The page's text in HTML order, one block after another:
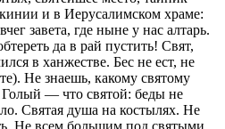
и в Иерусалимском храме:
завета, где ныне у нас алтарь.
да в рай пустить! Свят,
в ханжестве. Бес не ест, не
Не знаешь, какому святому
— что святой: беды не
Святая душа на костылях. Не